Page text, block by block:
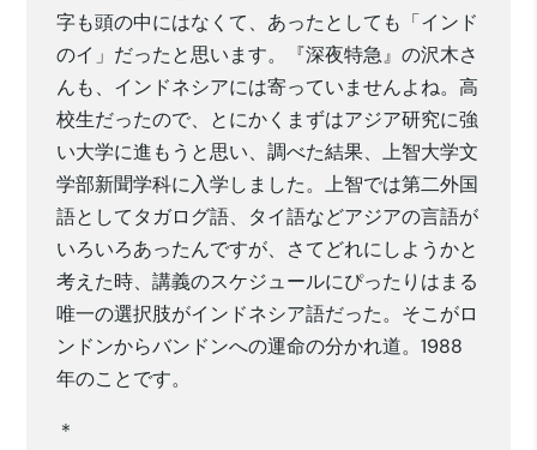
字も頭の中にはなくて、あったとしても「インド
のイ」だったと思います。『深夜特急』の沢木さ
んも、インドネシアには寄っていませんよね。高
校生だったので、とにかくまずはアジア研究に強
い大学に進もうと思い、調べた結果、上智大学文
学部新聞学科に入学しました。上智では第二外国
語としてタガログ語、タイ語などアジアの言語が
いろいろあったんですが、さてどれにしようかと
考えた時、講義のスケジュールにぴったりはまる
唯一の選択肢がインドネシア語だった。そこがロ
ンドンからバンドンへの運命の分かれ道。1988
年のことです。
＊